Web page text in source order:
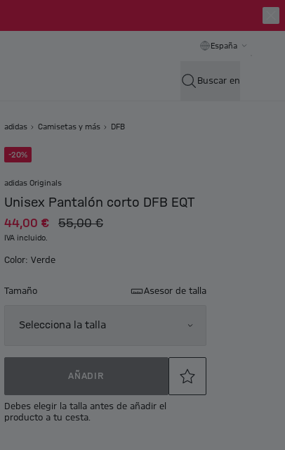
España
Buscar en
adidas Camisetas y más DFB
-20%
adidas Originals
Unisex Pantalón corto DFB EQT
44,00 € 55,00 €
IVA incluido.
Color: Verde
Tamaño Asesor de talla
Selecciona la talla
AÑADIR
Debes elegir la talla antes de añadir el
producto a tu cesta.